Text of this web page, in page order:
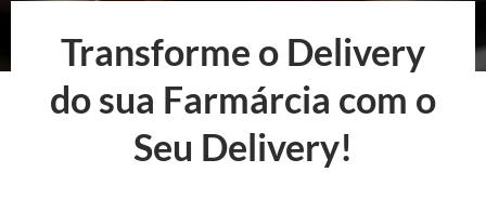
Transforme o Delivery
do sua Farmárcia com o
Seu Delivery!